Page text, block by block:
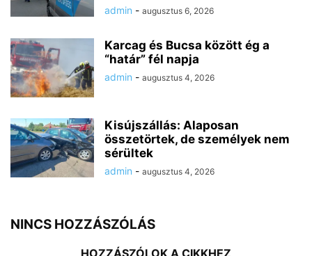
admin - augusztus 6, 2026
Karcag és Bucsa között ég a
“határ” fél napja
admin - augusztus 4, 2026
Kisújszállás: Alaposan
összetörtek, de személyek nem
sérültek
admin - augusztus 4, 2026
NINCS HOZZÁSZÓLÁS
HOZZÁSZÓLOK A CIKKHEZ